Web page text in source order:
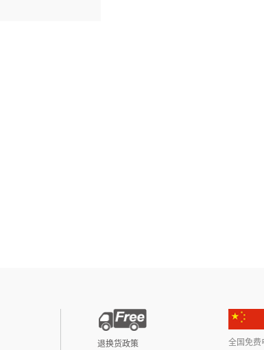
退换货政策 全国免费